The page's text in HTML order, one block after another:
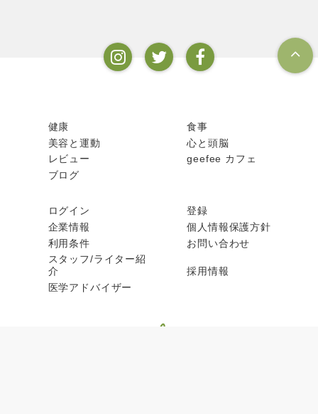
健康
食事
美容と運動
心と頭脳
レビュー
geefee カフェ
ブログ
ログイン
登録
企業情報
個人情報保護方針
利用条件
お問い合わせ
スタッフ/ライター紹
介
採用情報
医学アドバイザー